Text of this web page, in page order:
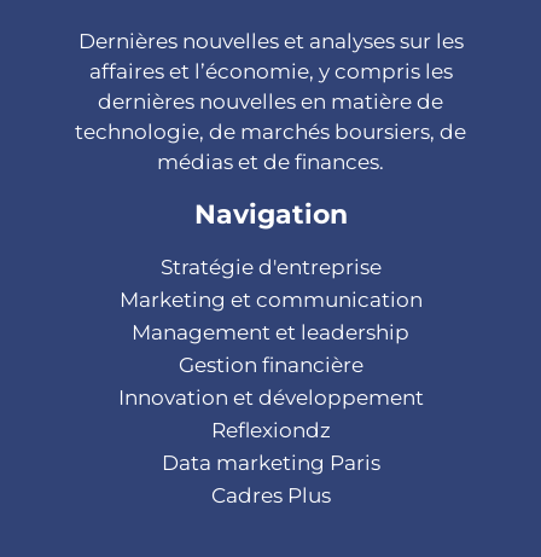
Dernières nouvelles et analyses sur les
affaires et l’économie, y compris les
dernières nouvelles en matière de
technologie, de marchés boursiers, de
médias et de finances.
Navigation
Stratégie d'entreprise
Marketing et communication
Management et leadership
Gestion financière
Innovation et développement
Reflexiondz
Data marketing Paris
Cadres Plus